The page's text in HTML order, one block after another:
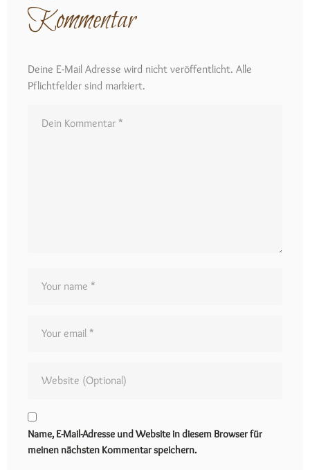
Kommentar
Deine E-Mail Adresse wird nicht veröffentlicht. Alle
Pflichtfelder sind markiert.
Name, E-Mail-Adresse und Website in diesem Browser für
meinen nächsten Kommentar speichern.